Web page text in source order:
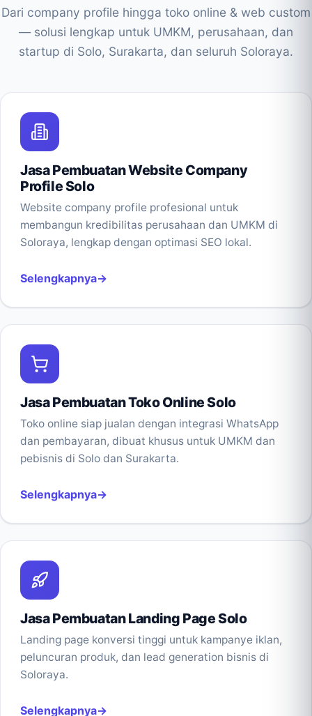
Dari company profile hingga toko online & web custom
— solusi lengkap untuk UMKM, perusahaan, dan
startup di Solo, Surakarta, dan seluruh Soloraya.
Jasa Pembuatan Website Company
Profile Solo
Website company profile profesional untuk
membangun kredibilitas perusahaan dan UMKM di
Soloraya, lengkap dengan optimasi SEO lokal.
Selengkapnya
Jasa Pembuatan Toko Online Solo
Toko online siap jualan dengan integrasi WhatsApp
dan pembayaran, dibuat khusus untuk UMKM dan
pebisnis di Solo dan Surakarta.
Selengkapnya
Jasa Pembuatan Landing Page Solo
Landing page konversi tinggi untuk kampanye iklan,
peluncuran produk, dan lead generation bisnis di
Soloraya.
Selengkapnya